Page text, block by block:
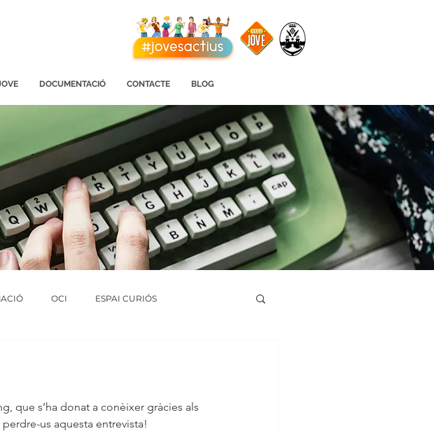
DOCUMENTACIÓ CONTACTE BLOG
OCI ESPAI CURIÓS
que s’ha donat a conèixer gràcies als
us aquesta entrevista!